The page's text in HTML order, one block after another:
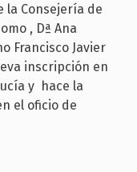
la Consejería de
, Dª Ana
Francisco Javier
inscripción en
y hace la
el oficio de